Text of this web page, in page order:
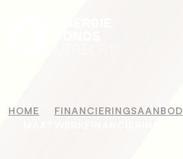
HOME
FINANCIERINGSAANBOD